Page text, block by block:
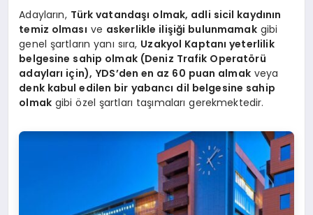
Adayların, Türk vatandaşı olmak, adli sicil kaydının
temiz olması ve askerlikle ilişiği bulunmamakgibi
genel şartların yanı sıra, Uzakyol Kaptanı yeterlilik
belgesine sahip olmak (Deniz Trafik Operatörü
adayları için), YDS’den en az 60 puan almakveya
denk kabul edilen bir yabancı dil belgesine sahip
olmakgibi özel şartları taşımaları gerekmektedir.